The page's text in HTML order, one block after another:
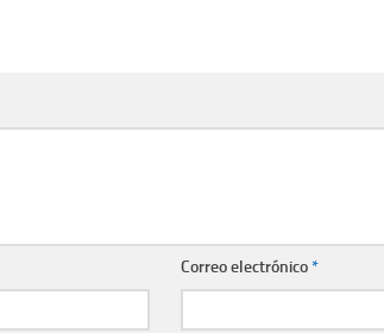
Correo electrónico*